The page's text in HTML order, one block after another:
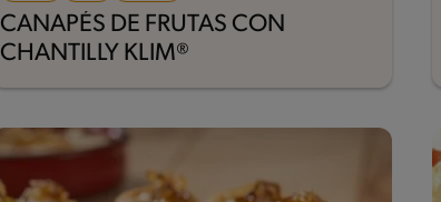
CANAPÉS DE FRUTAS CON
CHANTILLY KLIM®